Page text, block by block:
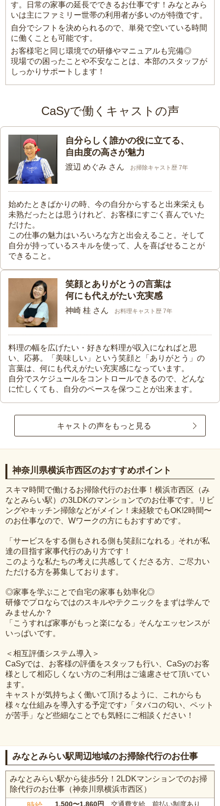
す。日常の家事の延長でできるお仕事です！みなとみら
いは主にファミリー世帯の利用者が多いのが特徴です。
自分でシフトを決められるので、単発で空いている時間
に働くことも可能です。
お客様宅と同じ環境での研修やマニュアルも完備◎
現場での困ったことや不安なことは、本部のスタッフが
しっかりサポートします！
CaSyで働くキャストの声
自分らしく誰かの役に立てる、
自由度の高さが魅力
渡辺 めぐみ さん お掃除キャスト歴 7年
始めたときばかりの時、今の自分からすると出来栄えも
未熟だったとは思うけれど、お客様にすごく喜んでいた
だけた。
この仕事の魅力はいろいろな方と出会えること。そして
自分が持っているスキルを使って、人を喜ばせることが
できること。
笑顔とありがとうの言葉は
何にも代えがたい充実感
神崎 桂 さん お料理キャスト歴 7年
料理の幅を広げたい・好きな料理が収入になればと思
い、応募。「美味しい」という笑顔と「ありがとう」の
言葉は、何にも代えがたい充実感になっています。
自分でスケジュールをコントロールできるので、どんな
に忙しくても、自分のペースを保つことが出来ます。
キャストの声をもっと見る
神奈川県横浜市西区のおすすめポイント
スキマ時間で働けるお掃除代行のお仕事！横浜市西区（み
なとみらい駅）の3LDKのマンションでのお仕事です。リビ
ングやキッチン掃除などがメイン！未経験でもOK!2時間〜
のお仕事なので、Wワークの方にもおすすめです。
「サービスをする側もされる側も笑顔になれる」それが私
達の目指す家事代行のあり方です！
このような私たちの考えに共感してくださる方、ご尽力い
ただける方を募集しております。
◎家事を学ぶことで自宅の家事も効率化◎
研修でプロならではのスキルやテクニックをまずは学んで
みませんか？
「こうすれば家事がもっと楽になる」そんなエッセンスが
いっぱいです。
＜相互評価システム導入＞
CaSyでは、お客様の評価をスタッフも行い、CaSyのお客
様として相応しくない方のご利用はご遠慮させて頂いてい
ます。
キャストが気持ちよく働いて頂けるように、これからも
様々な仕組みを導入する予定です♪「タバコの匂い、ペット
が苦手」など些細なことでも気軽にご相談ください！
みなとみらい駅周辺地域のお掃除代行のお仕事
みなとみらい駅から徒歩5分！2LDKマンションでのお掃
除代行のお仕事（神奈川県横浜市西区）
1,500〜1,860円 、交通費支給、前払い制度あり